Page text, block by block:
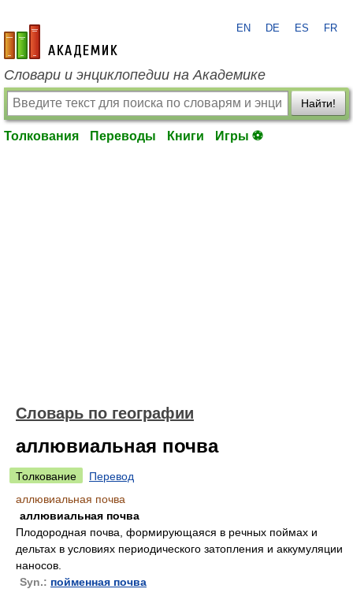
academic.ru
EN DE ES FR
Словари и энциклопедии на Академике
Найти!
Толкования Переводы Книги Игры ⚽
Словарь по географии
аллювиальная почва
Толкование
Перевод
аллювиальная почва
аллювиальная почва
Плодородная почва, формирующаяся в речных поймах и
дельтах в условиях периодического затопления и аккумуляции
наносов.
Syn.: пойменная почва